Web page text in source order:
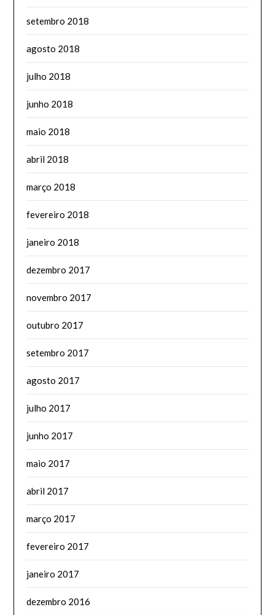
setembro 2018
agosto 2018
julho 2018
junho 2018
maio 2018
abril 2018
março 2018
fevereiro 2018
janeiro 2018
dezembro 2017
novembro 2017
outubro 2017
setembro 2017
agosto 2017
julho 2017
junho 2017
maio 2017
abril 2017
março 2017
fevereiro 2017
janeiro 2017
dezembro 2016